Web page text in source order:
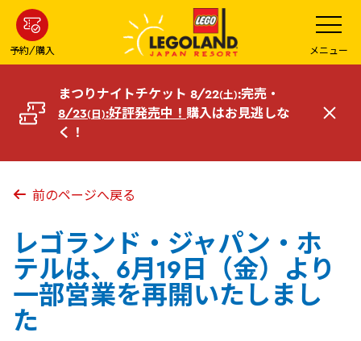
ン
コ
へ
予約/購入
メ
ニ
ュ
ー
を
開
メニュー
まつりナイトチケット 8/22(土):完売・
8/23(日):好評発売中！ 購入はお見逃しな
く！
閉
前のページへ戻る
レゴランド・ジャパン・ホ
テルは、6月19日（金）より
一部営業を再開いたしまし
た